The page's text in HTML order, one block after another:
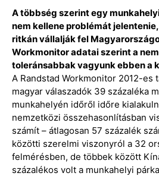
A többség szerint egy
nem kellene problémát
ritkán vállalják fel
Workmonitor adatai szerint a
toleránsabbak vagyunk ebben a
A Randstad Workmonitor 2012-es
magyar válaszadók 39 százaléka
munkahelyén időről időre
nemzetközi összehasonlításban
számít – átlagosan 57 százalék
közötti szerelmi viszonyról a 32
felmérésben, de többek között
százalékos volt a munkahelyi